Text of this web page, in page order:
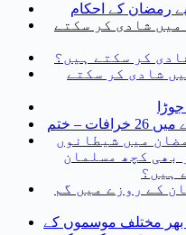
رمضان کے احکام
میں شادی کر سکتے
کر سکتے ہیں؟
شادی کر سکتے
میں شیطانوں
بھی کچھ مسلمان
ہیں؟
کے روزے میں گم
سرما 24/25: سال بھر مختلف موسموں کے